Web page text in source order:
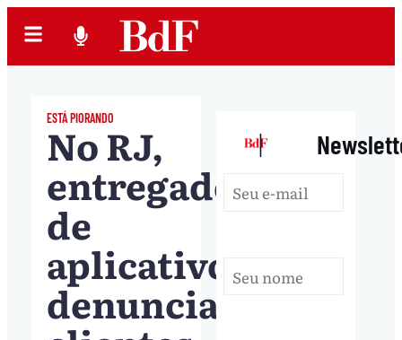
ESTÁ PIORANDO
No RJ,
entregadores
de
aplicativo
denunciam
|